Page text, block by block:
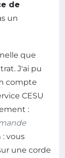
de
un
que
J'ai pu
compte
CESU
:
vous
une corde